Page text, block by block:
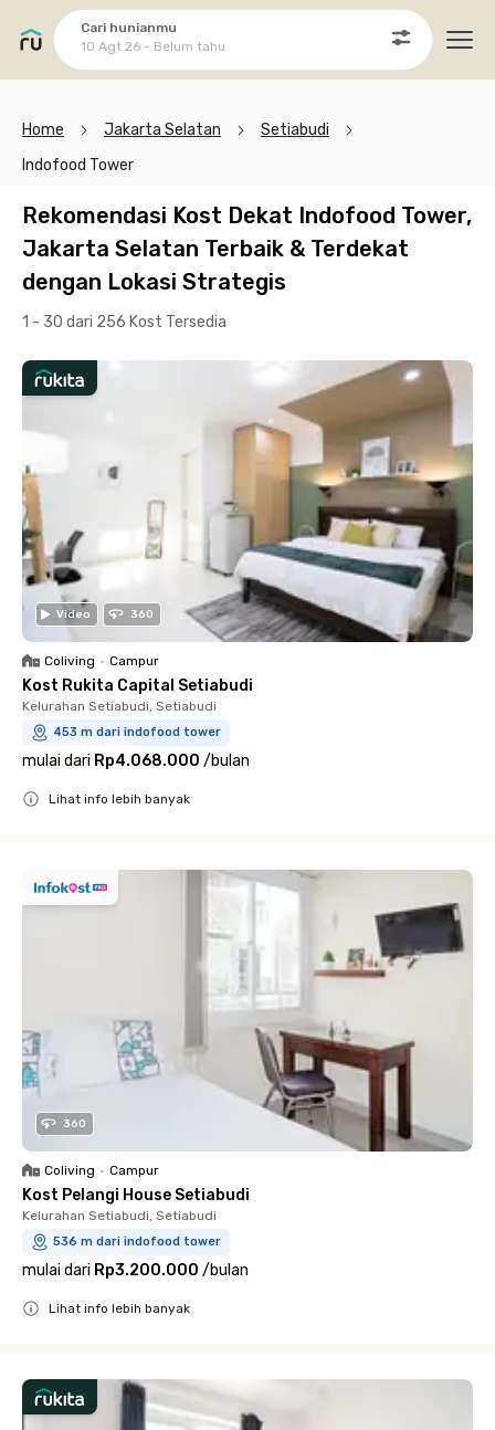
Cari hunianmu
10 Agt 26 - Belum tahu
Home Jakarta Selatan
Setiabudi
Indofood Tower
Rekomendasi Kost Dekat Indofood Tower,
Jakarta Selatan Terbaik & Terdekat
dengan Lokasi Strategis
1 - 30 dari 256 Kost Tersedia
Video 360
Coliving • Campur
Kost Rukita Capital Setiabudi
Kelurahan Setiabudi, Setiabudi
453 m dari indofood tower
mulai dari Rp4.068.000 /bulan
Lihat info lebih banyak
360
Coliving • Campur
Kost Pelangi House Setiabudi
Kelurahan Setiabudi, Setiabudi
536 m dari indofood tower
mulai dari Rp3.200.000 /bulan
Lihat info lebih banyak